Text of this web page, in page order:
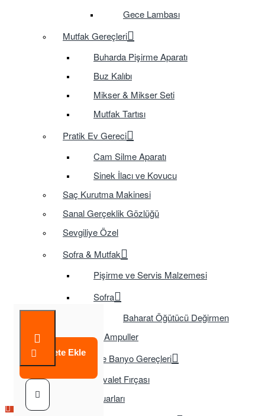
Gece Lambası
Mutfak Gereçleri
Buharda Pişirme Aparatı
Buz Kalıbı
Mikser & Mikser Seti
Mutfak Tartısı
Pratik Ev Gereci
Cam Silme Aparatı
Sinek İlacı ve Kovucu
Saç Kurutma Makinesi
Sanal Gerçeklik Gözlüğü
Sevgiliye Özel
Sofra & Mutfak
Pişirme ve Servis Malzemesi
Sofra
Baharat Öğütücü Değirmen
Tasarruflu Ampuller
Temizlik ve Banyo Gereçleri
Tuvalet Fırçası
TV Aksesuarları
Sepete Ekle
Çok Satılan Ürün
Çok Satılan Ürün